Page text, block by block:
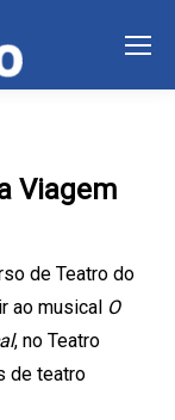
Viagem
de Teatro do
ao musical O
, no Teatro
de teatro